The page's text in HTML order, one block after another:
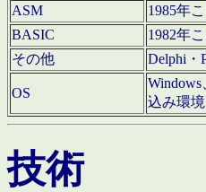
ASM
1985年
BASIC
1982年
その他
Delphi・
OS
込み環境
技術